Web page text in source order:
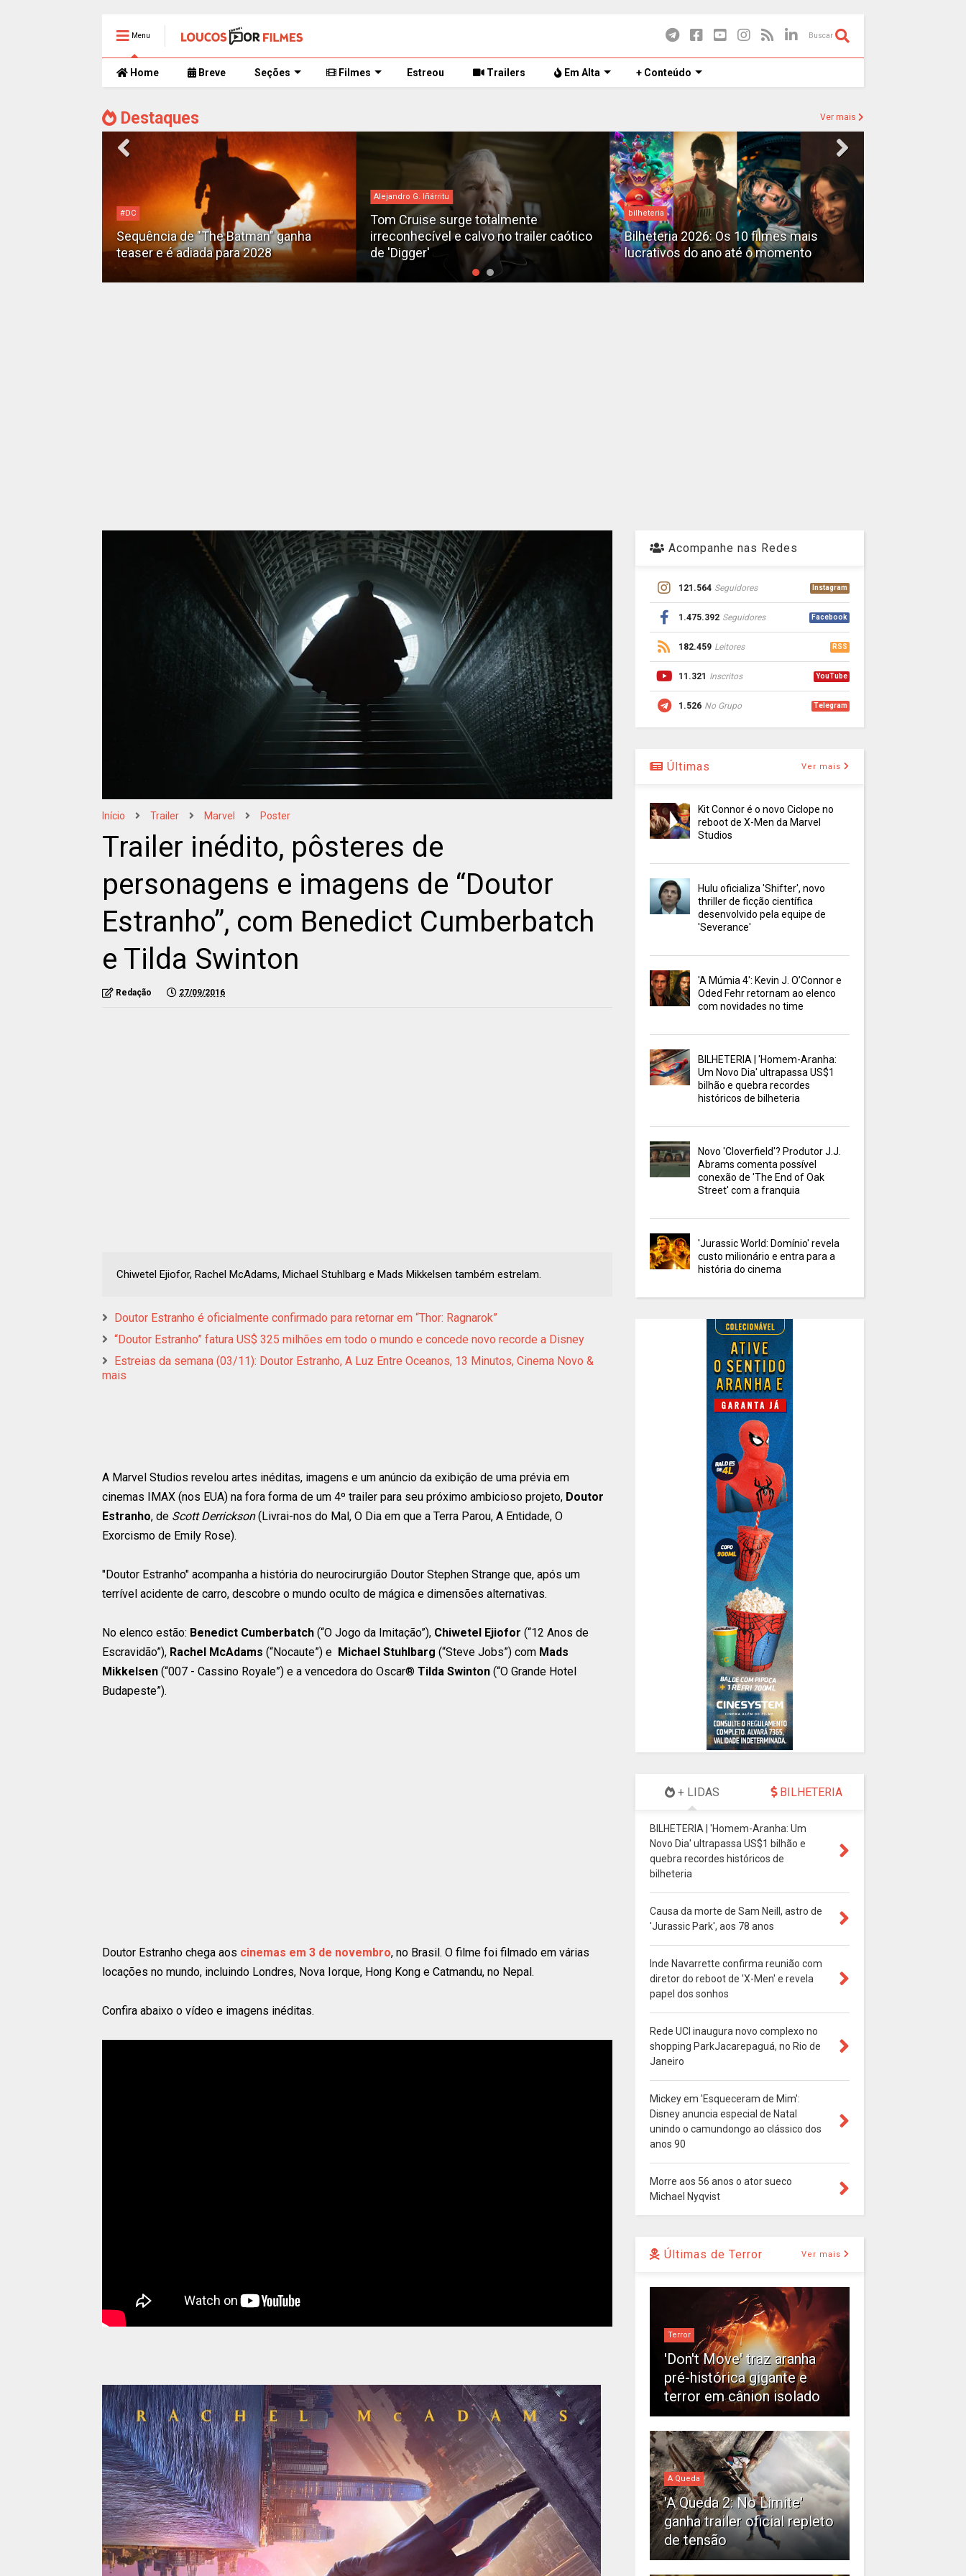
Menu Buscar
Home Breve Seções Filmes Estreou Trailers Em Alta + Conteúdo
Destaques Ver mais
#DC
Sequência de "The Batman" ganha
teaser e é adiada para 2028
Alejandro G. Iñárritu
Tom Cruise surge totalmente
irreconhecível e calvo no trailer caótico
de 'Digger'
bilheteria
Bilheteria 2026: Os 10 filmes mais
lucrativos do ano até o momento
Início Trailer Marvel Poster
Trailer inédito, pôsteres de
personagens e imagens de “Doutor
Estranho”, com Benedict Cumberbatch
e Tilda Swinton
Redação 27/09/2016
Chiwetel Ejiofor, Rachel McAdams, Michael Stuhlbarg e Mads Mikkelsen também estrelam.
Doutor Estranho é oficialmente confirmado para retornar em “Thor: Ragnarok”
“Doutor Estranho” fatura US$ 325 milhões em todo o mundo e concede novo recorde a Disney
Estreias da semana (03/11): Doutor Estranho, A Luz Entre Oceanos, 13 Minutos, Cinema Novo &
mais
A Marvel Studios revelou artes inéditas, imagens e um anúncio da exibição de uma prévia em
cinemas IMAX (nos EUA) na fora forma de um 4º trailer para seu próximo ambicioso projeto, Doutor
Estranho, de Scott Derrickson(Livrai-nos do Mal, O Dia em que a Terra Parou, A Entidade, O
Exorcismo de Emily Rose).
"Doutor Estranho" acompanha a história do neurocirurgião Doutor Stephen Strange que, após um
terrível acidente de carro, descobre o mundo oculto de mágica e dimensões alternativas.
No elenco estão: Benedict Cumberbatch (“O Jogo da Imitação”), Chiwetel Ejiofor (“12 Anos de
Escravidão”), Rachel McAdams (“Nocaute”) e Michael Stuhlbarg (“Steve Jobs”) com Mads
Mikkelsen (“007 - Cassino Royale”) e a vencedora do Oscar® Tilda Swinton (“O Grande Hotel
Budapeste”).
Doutor Estranho chega aos cinemas em 3 de novembro, no Brasil. O filme foi filmado em várias
locações no mundo, incluindo Londres, Nova Iorque, Hong Kong e Catmandu, no Nepal.
Confira abaixo o vídeo e imagens inéditas.
Acompanhe nas Redes
121.564 Seguidores Instagram
1.475.392 Seguidores Facebook
182.459 Leitores RSS
11.321 Inscritos YouTube
1.526 No Grupo Telegram
Últimas Ver mais
Kit Connor é o novo Ciclope no
reboot de X-Men da Marvel
Studios
Hulu oficializa 'Shifter', novo
thriller de ficção científica
desenvolvido pela equipe de
'Severance'
'A Múmia 4': Kevin J. O’Connor e
Oded Fehr retornam ao elenco
com novidades no time
BILHETERIA | 'Homem-Aranha:
Um Novo Dia' ultrapassa US$1
bilhão e quebra recordes
históricos de bilheteria
Novo 'Cloverfield'? Produtor J.J.
Abrams comenta possível
conexão de 'The End of Oak
Street' com a franquia
'Jurassic World: Domínio' revela
custo milionário e entra para a
história do cinema
+ LIDAS BILHETERIA
BILHETERIA | 'Homem-Aranha: Um
Novo Dia' ultrapassa US$1 bilhão e
quebra recordes históricos de
bilheteria
Causa da morte de Sam Neill, astro de
'Jurassic Park', aos 78 anos
Inde Navarrette confirma reunião com
diretor do reboot de 'X-Men' e revela
papel dos sonhos
Rede UCI inaugura novo complexo no
shopping ParkJacarepaguá, no Rio de
Janeiro
Mickey em 'Esqueceram de Mim':
Disney anuncia especial de Natal
unindo o camundongo ao clássico dos
anos 90
Morre aos 56 anos o ator sueco
Michael Nyqvist
Últimas de Terror Ver mais
Terror
'Don't Move' traz aranha
pré-histórica gigante e
terror em cânion isolado
A Queda
'A Queda 2: No Limite'
ganha trailer oficial repleto
de tensão